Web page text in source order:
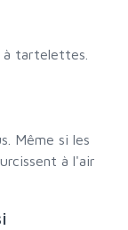
à tartelettes.
Même si les
à l'air